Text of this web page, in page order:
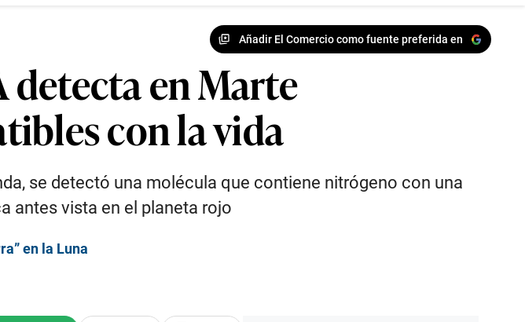
Añadir El Comercio como fuente preferida en
detecta en Marte
con la vida
se detectó una molécula que contiene nitrógeno con una
antes vista en el planeta rojo
en la Luna